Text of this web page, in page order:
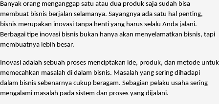
Banyak orang menganggap satu atau dua produk saja sudah bisa
membuat bisnis berjalan selamanya. Sayangnya ada satu hal penting,
bisnis merupakan inovasi tanpa henti yang harus selalu Anda jalani.
Berbagai tipe inovasi bisnis bukan hanya akan menyelamatkan bisnis, tapi
membuatnya lebih besar.
Inovasi adalah sebuah proses menciptakan ide, produk, dan metode untuk
memecahkan masalah di dalam bisnis. Masalah yang sering dihadapi
dalam bisnis sebenarnya cukup beragam. Sebagian pelaku usaha sering
mengalami masalah pada sistem dan proses yang dijalani.